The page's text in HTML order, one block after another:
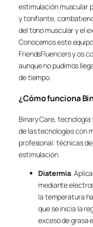
estimulación muscular
y tonifiante,
del tono muscular y el
Conocemos este
FriendsFluencers y os
aunque no pudimos
de tiempo.
¿Cómo funciona
Binary Care,
de las tecnologías con
profesional: técnicas
estimulación.
Diatermia.
mediante
la temperatura
que se inicia la
exceso de grasa